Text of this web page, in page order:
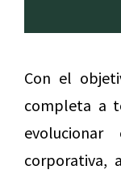
Con el
completa a
corporativa,